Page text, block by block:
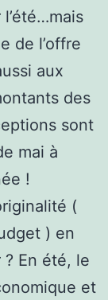
de l’offre
aux
des
sont
mai à
!
(
) en
? En été, le
et